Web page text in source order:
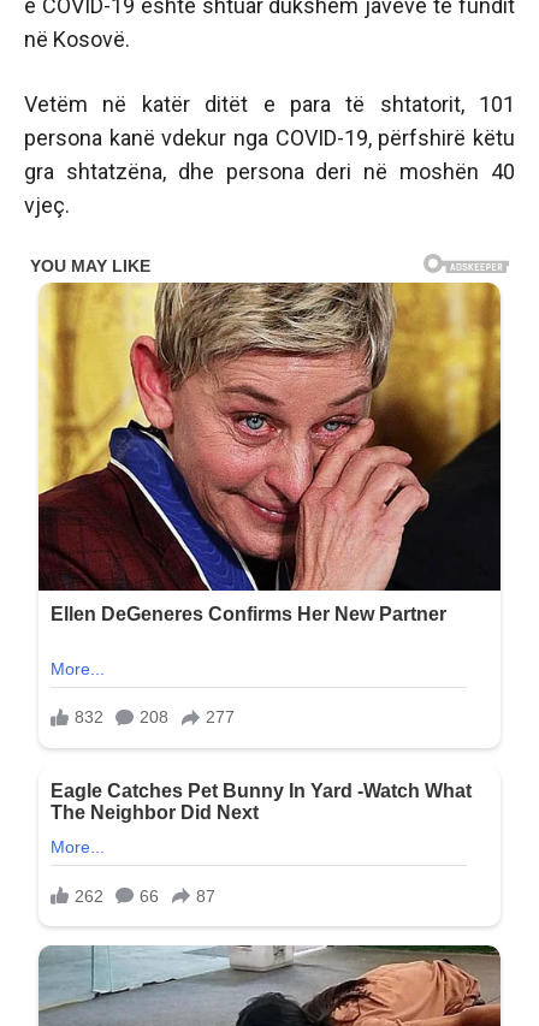
e COVID-19 është shtuar dukshëm javëve të fundit
në Kosovë.
Vetëm në katër ditët e para të shtatorit, 101
persona kanë vdekur nga COVID-19, përfshirë këtu
gra shtatzëna, dhe persona deri në moshën 40
vjeç.